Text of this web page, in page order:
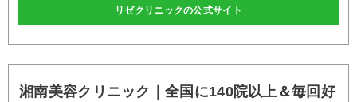
リゼクリニックの公式サイト
湘南美容クリニック｜全国に140院以上＆毎回好